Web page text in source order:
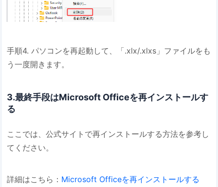
手順4. パソコンを再起動して、「.xlx/.xlxs」ファイルをも
う一度開きます。
3.最終手段はMicrosoft Officeを再インストールす
る
ここでは、公式サイトで再インストールする方法を参考し
てください。
詳細はこちら： Microsoft Officeを再インストールする